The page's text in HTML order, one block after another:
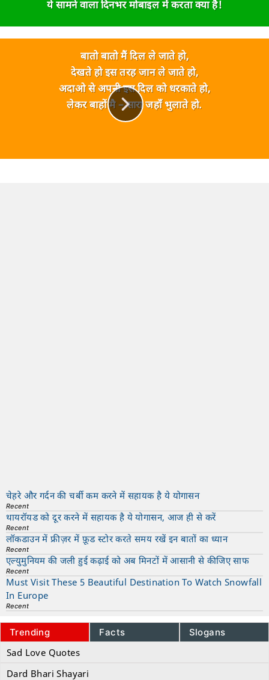
ये सामने वाला दिनभर मोबाइल में करता क्या है!
बातो बातो मैं दिल ले जाते हो,
देखते हो इस तरह जान ले जाते हो,
अदाओ से अपनी इस दिल को धरकाते हो,
लेकर बाहों मै – सारा जहाँ भुलाते हो.
चेहरे और गर्दन की चर्बी कम करने में सहायक है ये योगासन
Recent
थायरॉयड को दूर करने में सहायक है ये योगासन, आज ही से करें
Recent
लॉकडाउन में फ्रीज़र में फ़ूड स्टोर करते समय रखें इन बातों का ध्यान
Recent
एल्युमुनियम की जली हुई कढ़ाई को अब मिनटों में आसानी से कीजिए साफ
Recent
Must Visit These 5 Beautiful Destination To Watch Snowfall
In Europe
Recent
Trending Facts Slogans
Sad Love Quotes
Dard Bhari Shayari